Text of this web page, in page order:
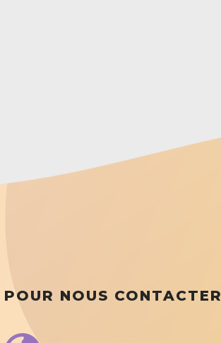
POUR NOUS CONTACTER